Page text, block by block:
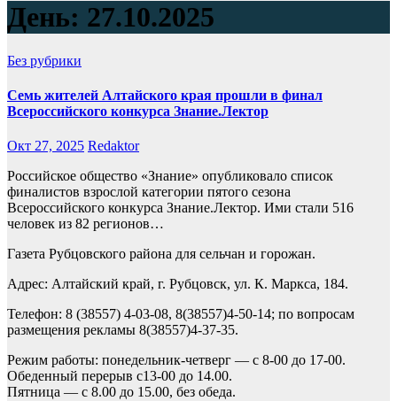
День: 27.10.2025
Без рубрики
Семь жителей Алтайского края прошли в финал
Всероссийского конкурса Знание.Лектор
Окт 27, 2025 Redaktor
Российское общество «Знание» опубликовало список
финалистов взрослой категории пятого сезона
Всероссийского конкурса Знание.Лектор. Ими стали 516
человек из 82 регионов…
Газета Рубцовского района для сельчан и горожан.
Адрес: Алтайский край, г. Рубцовск, ул. К. Маркса, 184.
Телефон: 8 (38557) 4-03-08, 8(38557)4-50-14; по вопросам
размещения рекламы 8(38557)4-37-35.
Режим работы: понедельник-четверг — с 8-00 до 17-00.
Обеденный перерыв с13-00 до 14.00.
Пятница — с 8.00 до 15.00, без обеда.